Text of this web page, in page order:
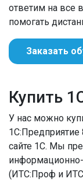
ответим на все
помогать
Заказать
Купить
У нас можно
сайте 1С. Мы
(ИТС:Проф и